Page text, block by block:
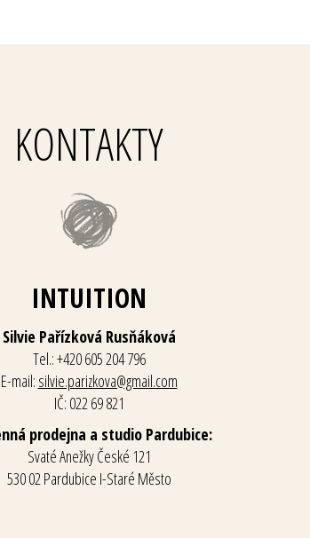
KONTAKTY
INTUITION
Silvie Pařízková Rusňáková
Tel.: +420 605 204 796
E-mail: silvie.parizkova@gmail.com
IČ: 022 69 821
prodejna a studio Pardubice:
Svaté Anežky České 121
530 02 Pardubice I-Staré Město